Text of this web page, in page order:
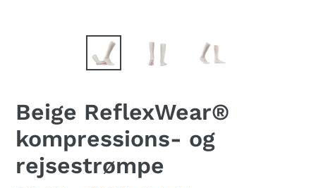
Beige ReflexWear®
kompressions- og
rejsestrømpe